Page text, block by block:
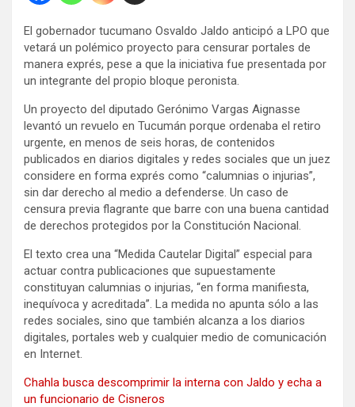
El gobernador tucumano Osvaldo Jaldo anticipó a LPO que
vetará un polémico proyecto para censurar portales de
manera exprés, pese a que la iniciativa fue presentada por
un integrante del propio bloque peronista.
Un proyecto del diputado Gerónimo Vargas Aignasse
levantó un revuelo en Tucumán porque ordenaba el retiro
urgente, en menos de seis horas, de contenidos
publicados en diarios digitales y redes sociales que un juez
considere en forma exprés como “calumnias o injurias”,
sin dar derecho al medio a defenderse. Un caso de
censura previa flagrante que barre con una buena cantidad
de derechos protegidos por la Constitución Nacional.
El texto crea una “Medida Cautelar Digital” especial para
actuar contra publicaciones que supuestamente
constituyan calumnias o injurias, “en forma manifiesta,
inequívoca y acreditada”. La medida no apunta sólo a las
redes sociales, sino que también alcanza a los diarios
digitales, portales web y cualquier medio de comunicación
en Internet.
Chahla busca descomprimir la interna con Jaldo y echa a
un funcionario de Cisneros